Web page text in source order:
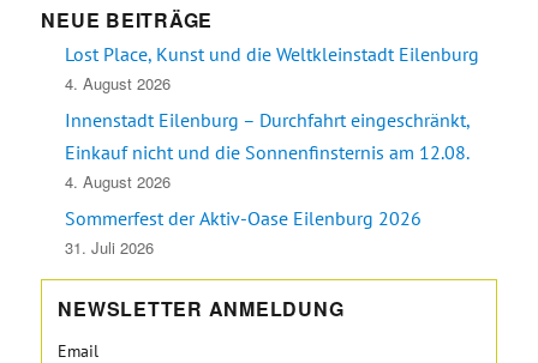
NEUE BEITRÄGE
Lost Place, Kunst und die Weltkleinstadt Eilenburg
4. August 2026
Innenstadt Eilenburg – Durchfahrt eingeschränkt,
Einkauf nicht und die Sonnenfinsternis am 12.08.
4. August 2026
Sommerfest der Aktiv-Oase Eilenburg 2026
31. Juli 2026
NEWSLETTER ANMELDUNG
Email